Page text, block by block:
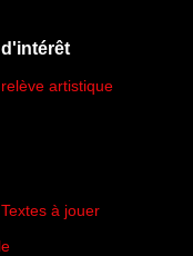
artistique
à jouer